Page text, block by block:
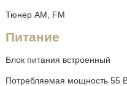
Тюнер AM, FM
Питание
Блок питания встроенный
Потребляемая мощность 55